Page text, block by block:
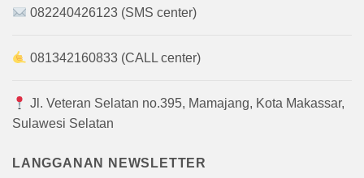
082240426123 (SMS center)
081342160833 (CALL center)
Jl. Veteran Selatan no.395, Mamajang, Kota Makassar,
Sulawesi Selatan
LANGGANAN NEWSLETTER